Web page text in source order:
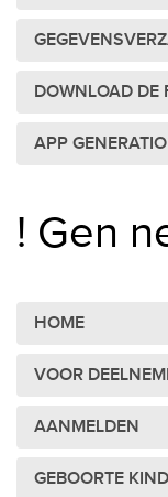
DOWNLOAD DE
APP
! Gen
HOME
VOOR
AANMELDEN
GEBOORTE